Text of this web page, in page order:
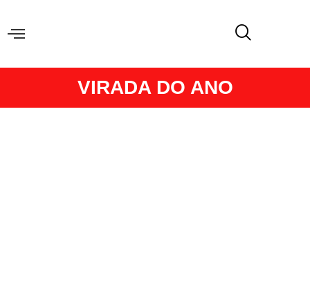
VIRADA DO ANO